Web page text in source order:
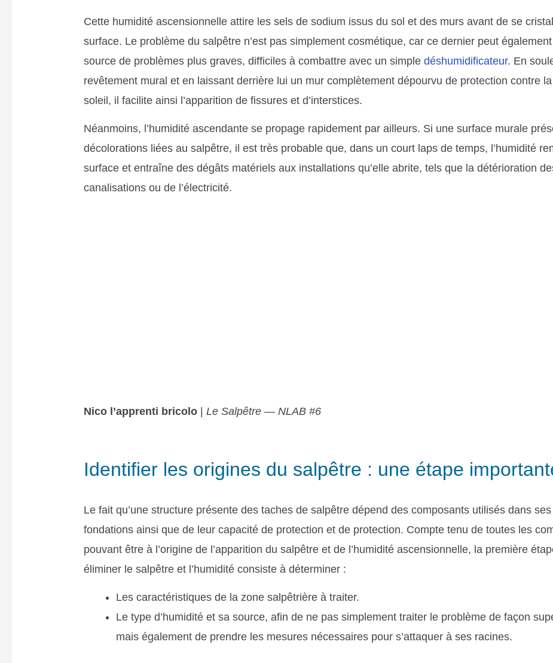
Cette humidité ascensionnelle attire les sels de sodium issus du sol et des murs avant de se
surface. Le problème du salpêtre n’est pas simplement cosmétique, car ce dernier peut
source de problèmes plus graves, difficiles à combattre avec un simpledéshumidificateur. En
revêtement mural et en laissant derrière lui un mur complètement dépourvu de protection contre
soleil, il facilite ainsi l’apparition de fissures et d’interstices.
Néanmoins, l’humidité ascendante se propage rapidement par ailleurs. Si une surface murale
décolorations liées au salpêtre, il est très probable que, dans un court laps de temps, l’humidité
surface et entraîne des dégâts matériels aux installations qu’elle abrite, tels que la détérioration
canalisations ou de l’électricité.
Nico l’apprenti bricolo |Le Salpêtre — NLAB #6
Identifier les origines du salpêtre : une étape
Le fait qu’une structure présente des taches de salpêtre dépend des composants utilisés dans ses
fondations ainsi que de leur capacité de protection et de protection. Compte tenu de toutes les
pouvant être à l’origine de l’apparition du salpêtre et de l’humidité ascensionnelle, la première
éliminer le salpêtre et l’humidité consiste à déterminer :
Les caractéristiques de la zone salpêtrière à traiter.
Le type d’humidité et sa source, afin de ne pas simplement traiter le problème de façon
mais également de prendre les mesures nécessaires pour s’attaquer à ses racines.